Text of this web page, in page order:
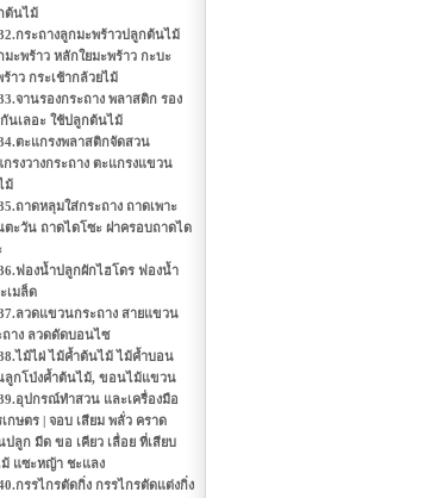
ต้นไม้
กระถางลูกมะพร้าวปลูกต้นไม้
มะพร้าว หลักใยมะพร้าว กะบะ
าว กระเช้ากล้วยไม้
จานรองกระถาง พลาสติก รอง
นเลอะ ใช้ปลูกต้นไม้
ตะแกรงพลาสติกจัดสวน
กรงวางกระถาง ตะแกรงแขวน
ม้
ถาดหลุมใส่กระถาง ถาดเพาะ
ตะวัน ถาดไดโซะ ฝาครอบถาดได
ฟองน้ำปลูกผักไฮโดร ฟองน้ำ
เมล็ด
ลวดแขวนกระถาง สายแขวน
ถาง ลวดดัดบอนไซ
ไม้ไผ่ ไม้ค้ำต้นไม้ ไม้ค้ำบอน
ลูกโป่งค้ำต้นไม้, ขอนไม้แขวน
อุปกรณ์ทำสวน และเครื่องมือ
กษตร | จอบ เสียม พลั่ว คราด
ปลูก มีด ขอ เคียว เลื่อย ที่เสียบ
ม้ แซะหญ้า ชะแลง
กรรไกรตัดกิ่ง กรรไกรตัดแต่งกิ่ง